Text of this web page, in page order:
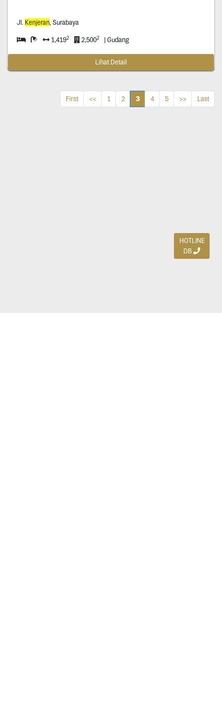
Jl. Kenjeran, Surabaya
1,4192 2,5002 | Gudang
Lihat Detail
First << 1 2 3 4 5 >> Last
HOTLINE
DB